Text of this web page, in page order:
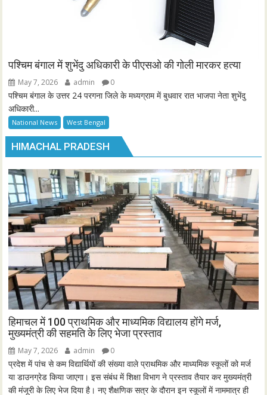
पश्चिम बंगाल में शुभेंदु अधिकारी के पीएसओ की गोली मारकर हत्या
May 7, 2026 admin 0
पश्चिम बंगाल के उत्तर 24 परगना जिले के मध्यग्राम में बुधवार रात भाजपा नेता शुभेंदु
अधिकारी...
National News West Bengal
HIMACHAL PRADESH
हिमाचल में 100 प्राथमिक और माध्यमिक विद्यालय होंगे मर्ज,
मुख्यमंत्री की सहमति के लिए भेजा प्रस्ताव
May 7, 2026 admin 0
प्रदेश में पांच से कम विद्यार्थियों की संख्या वाले प्राथमिक और माध्यमिक स्कूलों को मर्ज
या डाउनग्रेड किया जाएगा। इस संबंध में शिक्षा विभाग ने प्रस्ताव तैयार कर मुख्यमंत्री
की मंजूरी के लिए भेज दिया है। नए शैक्षणिक सत्र के दौरान इन स्कूलों में नाममात्र ही